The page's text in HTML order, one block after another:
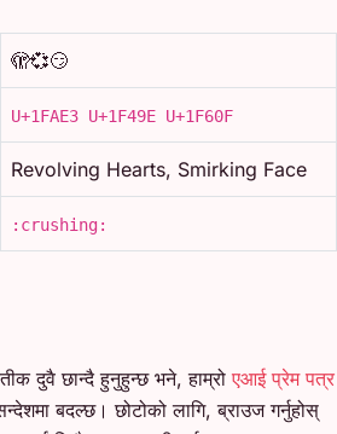
🫣💞😏
U+1FAE3 U+1F49E U+1F60F
Revolving Hearts, Smirking Face
:crushing:
दुवै छान्दै हुनुहुन्छ भने, हाम्रोएआई प्रेम पत्र
बदल्छ। छोटोको लागि, ब्राउज गर्नुहोस्